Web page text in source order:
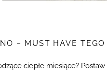
– MUST HAVE
ciepłe miesiące? Postaw